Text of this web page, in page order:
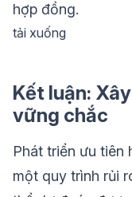
hợp đồng.
tải xuống
Kết luận:
vững chắc
Phát triển ưu tiên
một quy trình rủi